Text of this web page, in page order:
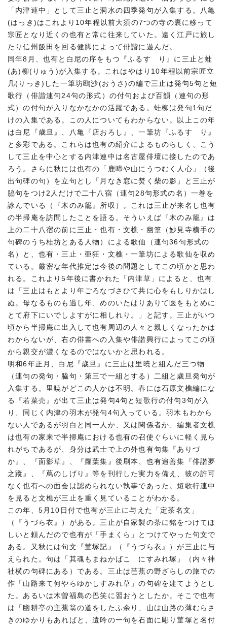
「内津連中」として三止と洞水の四季発句が入集する。八亀
(はっき)はこれより10年程以前大須の7つの寺の裏に移って
宗匠となり近くの也有と常に往来していた。遠く江戸に旅し
たり信州飯田を回る健脚によって俳諧に遊んだ。
同年8月、也有と白尼の序をもつ『ふるすゞり』に三止と蛙
(あ)柳(りゅう)が入集する。これはやはり10年程以前宗匠立
几(りっき)した一筆坊鴎沙(おうさ)の編で三止は発句5句と短
歌行（俳諧連句24句の形式）の付句および百韻（連句の形
式）の付句が入りなかなかの活躍である。蛙柳は発句1句だ
けの入集である。この人についてもわからない。以上この年
は白尼『歳旦』、八亀『店おろし』、一筆坊『ふるすゞり』
と多彩である。これらは也有の紹介によるものらしく、こう
して三止を中心とする内津連中は名古屋俳壇に接したのであ
ろう。さらに秋には也有の「鹿啼や山にうつむく人心」（後
出句碑の句）を立句とし「月なき窓に焚く柴の影」と三止が
脇句をつけ2人だけで二十八宿（連句28句形式の名）一巻を
詠んでいる（『木のみ籠』所収）。これは三止が来名し也有
の半掃庵を訪問したことを語る。そういえば『木のみ籠』は
上の二十八宿の前に三止・也有・文樵・幽篁（妙見寺横手の
句碑のうち桂坊とある人物）による歌仙（連句36句形式の
名）と、也有・三止・亜狂・文樵・一筆坊による歌仙を収め
ている。厳密な年代推定は今後の問題としてこの頃かと思わ
れる。これより5年後に書かれた「内津草」によると、也有
は「三止はもとより年ごろなづさひて共に心をもしりかはし
ぬ。母なるものも過し年、めのいたはりありて医をもとめに
とて府下にいでしよすがに相しれり。」と記す。三止がいつ
頃から半掃庵に出入して也有周辺の人々と親しくなったかは
わからないが、右の俳書への入集や俳諧興行によってこの頃
から親交が濃くなるのではないかと思われる。
明和6年正月、白尼『歳旦』に三止は里暁と組んだ三つ物
（連句の発句・脇句・第三で一組とする）二組と歳旦発句が
入集する。里暁がどこの人かは不明。春には石原文樵編にな
る『若菜売』が出て三止は発句4句と短歌行の付句3句が入
り、同じく内津の羽木が発句4句入っている。羽木もわから
ない人であるが羽白と同一人か、又は関係者か、編集者文樵
は也有の家来で半掃庵における也有の召使ぐらいに軽く見ら
れがちであるが、身分は武士で上の外也有句集『ありづ
か』、『面影草』、『蘿葉集』後刷本、也有追善集『俳諧夢
之蹤』、『蔦のしげり』等を刊行した実力を備え、彼の許可
なく也有への面会は認められない執事であった。短歌行連中
を見ると文樵が三止を重く見ていることがわかる。
この年、5月10日付で也有が三止に与えた「定茶名文」
（『うづら衣』）がある。三止が自家製の茶に銘をつけてほ
しいと頼んだので也有が「手まくら」とつけてやった句文で
ある。又秋には句文『菫塚記』（『うづら衣』）が三止に与
えられた。句は「其魂もまねかばこゝにすみれ塚」（内々神
社横の句碑にある）である。三止は芭蕉の野ざらしの旅での
作「山路来て何やらゆかしすみれ草」の句碑を建てようとし
た。あるいは木曽福島の巴笑に習おうとしたか。そこで也有
は「幽耕亭の主蕉翁の道をしたふ余り、山は山路の薄むらさ
きのゆかりもあればと、遺吟の一句を石面に彫り菫塚と名付